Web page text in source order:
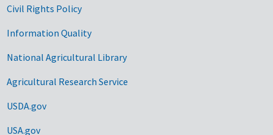
Civil Rights Policy
Information Quality
National Agricultural Library
Agricultural Research Service
USDA.gov
USA.gov